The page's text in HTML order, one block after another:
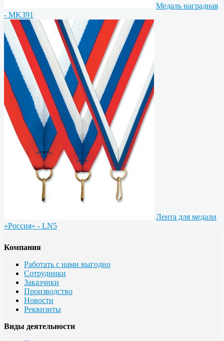
Медаль наградная
- MK391
Лента для медали
«Россия» - LN5
Компания
Работать с нами выгодно
Сотрудники
Заказчики
Производство
Новости
Реквизиты
Виды деятельности